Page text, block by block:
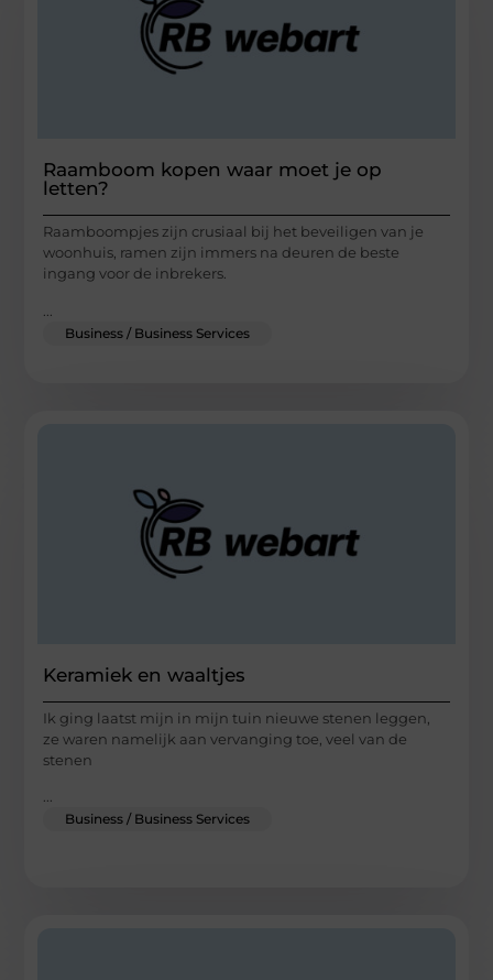
Raamboom kopen waar moet je op
letten?
Raamboompjes zijn crusiaal bij het beveiligen van je
woonhuis, ramen zijn immers na deuren de beste
ingang voor de inbrekers.
Business / Business Services
Keramiek en waaltjes
Ik ging laatst mijn in mijn tuin nieuwe stenen leggen,
ze waren namelijk aan vervanging toe, veel van de
stenen
...
Business / Business Services